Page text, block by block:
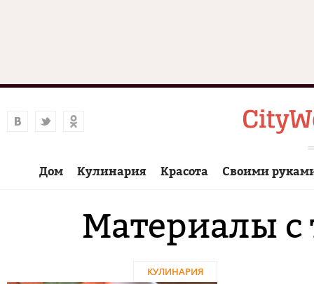
Дом Кулинария Красота Своими
Материалы с
КУЛИНАРИЯ